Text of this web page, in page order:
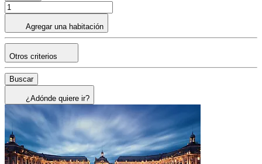
Agregar una habitación
Otros criterios
Buscar
¿Adónde quiere ir?